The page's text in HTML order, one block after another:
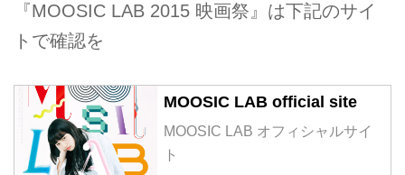
『MOOSIC LAB 2015 映画祭』は下記のサイ
トで確認を
MOOSIC LAB official site
MOOSIC LAB オフィシャルサイ
ト